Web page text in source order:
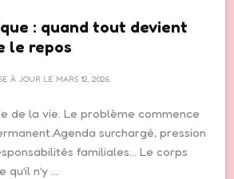
: quand tout devient
le repos
À JOUR LE MARS 12, 2026
de la vie. Le problème commence
surchargé, pression
familiales… Le corps
qu’il n’y …